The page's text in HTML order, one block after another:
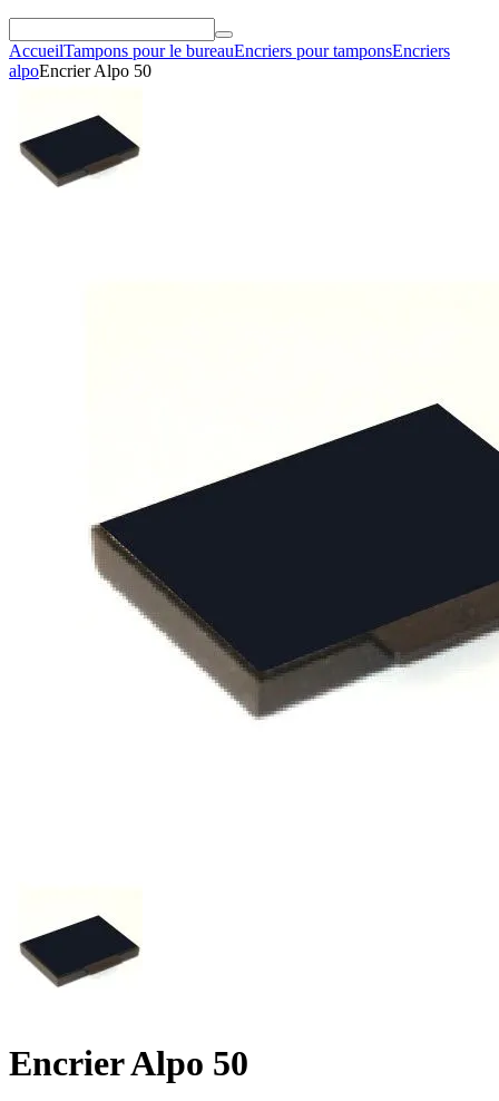
AccueilTampons pour le bureauEncriers pour tamponsEncriers
alpoEncrier Alpo 50
Encrier Alpo 50